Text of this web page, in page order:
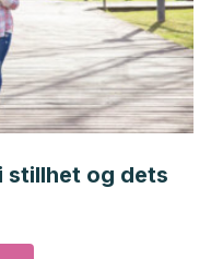
stillhet og dets